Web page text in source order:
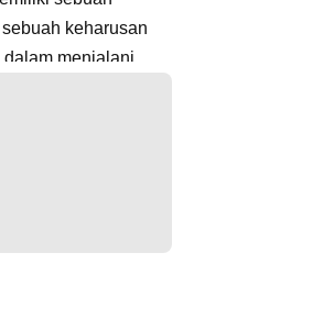
keharusan
menjalani